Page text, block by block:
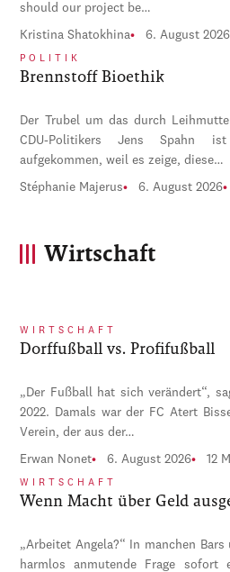
should our project be…
Kristina Shatokhina 6. August 2026
POLITIK
Brennstoff Bioethik
Der Trubel um das durch
CDU-Politikers Jens Spahn
aufgekommen, weil es zeige, diese…
Stéphanie Majerus 6. August 2026
Wirtschaft
WIRTSCHAFT
Dorffußball vs. Profifußball
„Der Fußball hat sich verändert“,
2022. Damals war der FC Atert
Verein, der aus der…
Erwan Nonet 6. August 2026 12
WIRTSCHAFT
Wenn Macht über Geld
„Arbeitet Angela?“ In manchen
harmlos anmutende Frage sofort